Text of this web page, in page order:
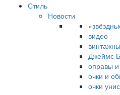
Стиль
Новости
видео
Джеймс
оправы
очки и
очки